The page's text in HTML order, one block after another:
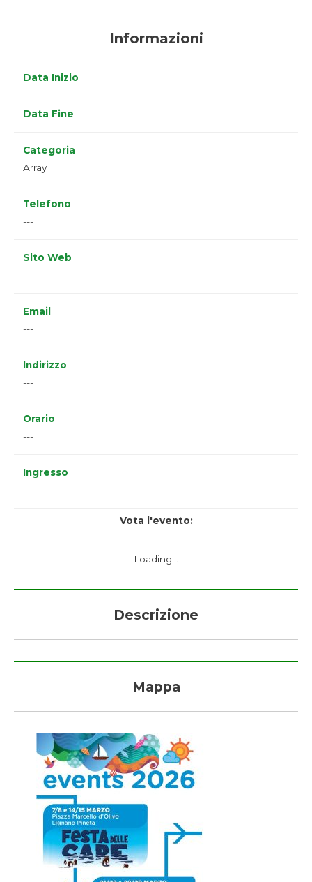
Informazioni
Data Inizio
Data Fine
Categoria
Array
Telefono
---
Sito Web
---
Email
---
Indirizzo
---
Orario
---
Ingresso
---
Vota l'evento:
Loading...
Descrizione
Mappa